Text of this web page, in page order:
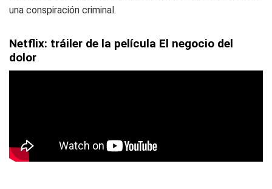
una conspiración criminal.
Netflix: tráiler de la película El negocio del
dolor